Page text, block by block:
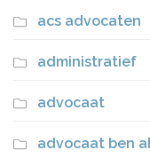
acs advocaten
administratief
advocaat
advocaat ben